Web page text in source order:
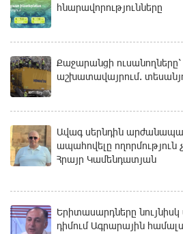
հնարավորությունները
Քաջարանցի ուսանողները՝
աշխատավայրում.
Ավագ սերնդին
ապահովելը
Հրայր Կամենդատյան
Երիտասարդները նույնիսկ
դիմում Ագրարային